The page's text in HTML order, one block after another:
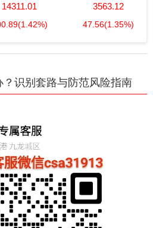
14311.01
(1.42%)
3563.12
47.56(1.35%)
识别套路与防范风险指南